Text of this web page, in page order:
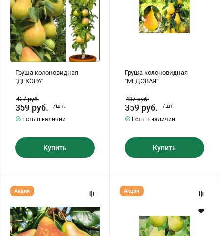
Груша колоновидная
"ДЕКОРА"
437руб.
359 руб.
/шт.
Есть в наличии
Купить
Груша колоновидная
"МЕДОВАЯ"
437руб.
359 руб.
/шт.
Есть в наличии
Купить
Груша
колоновидная
-ВЕРТ"
Акция
Груша
колоновидная
Акция